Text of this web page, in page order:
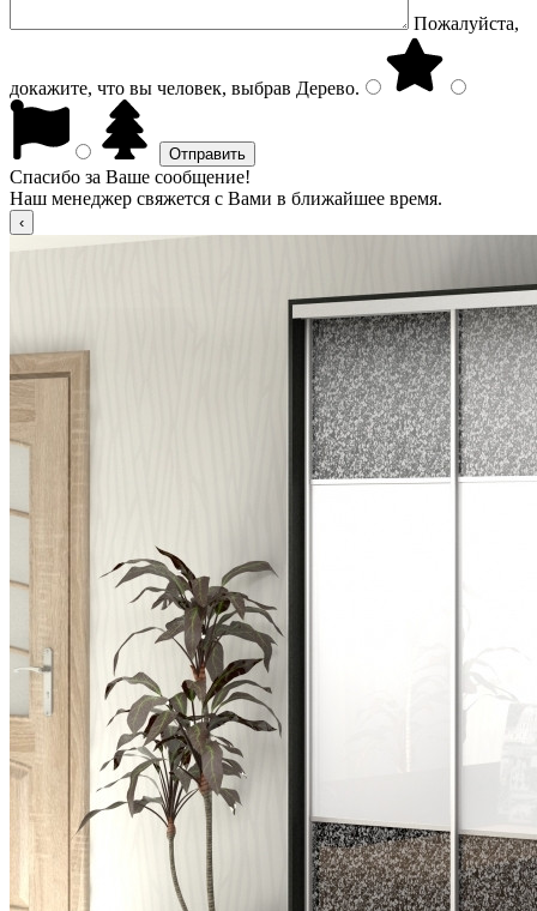
Пожалуйста,
докажите, что вы человек, выбрав Дерево.
Спасибо за Ваше сообщение!
Наш менеджер свяжется с Вами в ближайшее время.